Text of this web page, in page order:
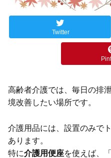
Twitter
高齢者介護では、毎日の排
境改善したい場所です。
介護用品には、設置のみで
あります。
特に介護用便座を使えば、